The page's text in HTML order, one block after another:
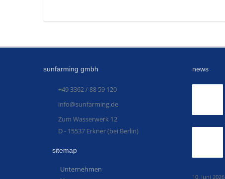
sunfarming gmbh
+49 3362 / 88 59 120
info@sunfarming.de
Zum Wasserwerk 12
D - 15537 Erkner (bei Berlin)
sitemap
Unternehmen
news
10. Juni 2026